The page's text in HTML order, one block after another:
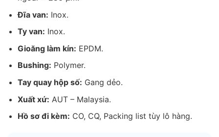
Đĩa van: Inox.
Ty van: Inox.
Gioăng làm kín: EPDM.
Bushing: Polymer.
Tay quay hộp số: Gang dẻo.
Xuất xứ: AUT – Malaysia.
Hồ sơ đi kèm: CO, CQ, Packing list tùy lô hàng.